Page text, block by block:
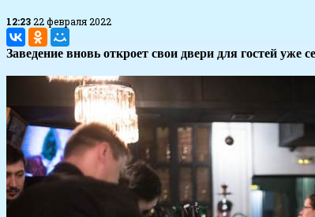
12:2322 февраля 2022
Заведение вновь откроет свои двери для гостей уже